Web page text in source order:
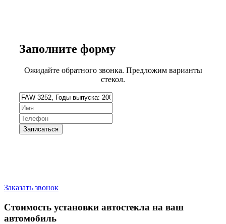
Заполните форму
Ожидайте обратного звонка. Предложим варианты
стекол.
Заказать звонок
Стоимость установки автостекла на ваш
автомобиль